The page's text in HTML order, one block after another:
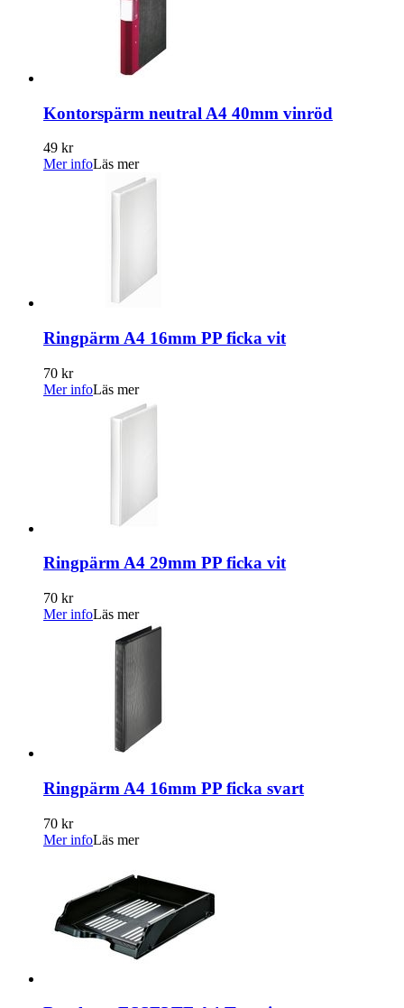
Kontorspärm neutral A4 40mm vinröd
49 kr
Mer infoLäs mer
Ringpärm A4 16mm PP ficka vit
70 kr
Mer infoLäs mer
Ringpärm A4 29mm PP ficka vit
70 kr
Mer infoLäs mer
Ringpärm A4 16mm PP ficka svart
70 kr
Mer infoLäs mer